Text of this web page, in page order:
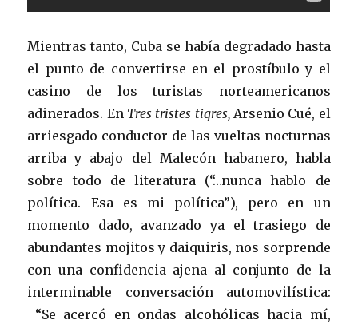
Mientras tanto, Cuba se había degradado hasta
el punto de convertirse en el prostíbulo y el
casino de los turistas norteamericanos
adinerados. En Tres tristes tigres, Arsenio Cué, el
arriesgado conductor de las vueltas nocturnas
arriba y abajo del Malecón habanero, habla
sobre todo de literatura (“…nunca hablo de
política. Esa es mi política”), pero en un
momento dado, avanzado ya el trasiego de
abundantes mojitos y daiquiris, nos sorprende
con una confidencia ajena al conjunto de la
interminable conversación automovilística:
“Se acercó en ondas alcohólicas hacia mí,